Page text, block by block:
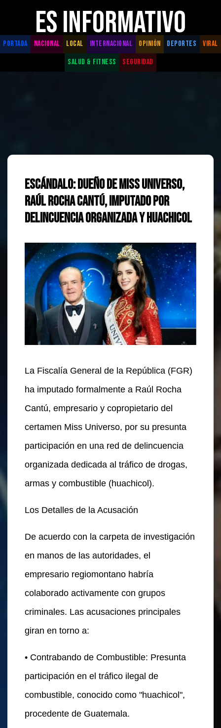
ES INFORMATIVO
PORTADA NACIONAL LOCAL INTERNACIONAL OPINIÓN DEPORTES
VIRAL
SALUD & FITNESS
SEGURIDAD
Escándalo: Dueño de Miss Universo,
Raúl Rocha Cantú, Imputado por
Delincuencia Organizada y Huachicol
La Fiscalía General de la República (FGR)
ha imputado formalmente a Raúl Rocha
Cantú, empresario y copropietario del
certamen Miss Universo, por su presunta
participación en una red de delincuencia
organizada dedicada al tráfico de drogas,
armas y combustible (huachicol).
Los Detalles de la Acusación
De acuerdo con la carpeta de investigación
en manos de las autoridades, el
empresario regiomontano habría
colaborado activamente con grupos
criminales. Las acusaciones principales
giran en torno a:
• Contrabando de Combustible: Presunta
participación en el tráfico ilegal de
combustible, conocido como "huachicol",
procedente de Guatemala.